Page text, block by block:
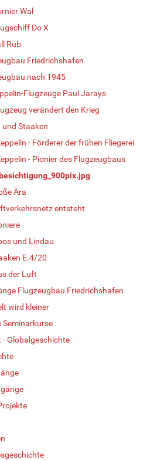
Wal
Do X
Rüb
Friedrichshafen
nach 1945
Flugzeuge Paul Jarays
verändert den Krieg
und Staaken
- Förderer der frühen Fliegerei
- Pionier des Flugzeugbaus
Ära
entsteht
und Lindau
E.4/20
der Luft
Flugzeugbau Friedrichshafen
wird kleiner
Seminarkurse
- Globalgeschichte